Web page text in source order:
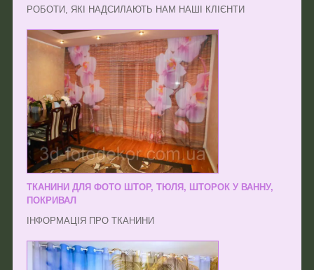
РОБОТИ, ЯКІ НАДСИЛАЮТЬ НАМ НАШІ КЛІЄНТИ
ТКАНИНИ ДЛЯ ФОТО ШТОР, ТЮЛЯ, ШТОРОК У ВАННУ,
ПОКРИВАЛ
ІНФОРМАЦІЯ ПРО ТКАНИНИ